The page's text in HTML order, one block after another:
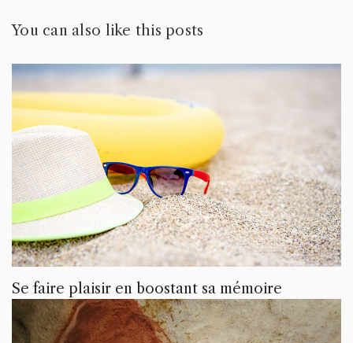
You can also like this posts
Se faire plaisir en boostant sa mémoire